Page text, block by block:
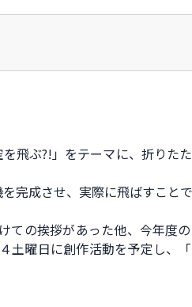
飛ぶ?!」をテーマに、折りた
完成させ、実際に飛ばすこと
ての挨拶があった他、今年度
土曜日に創作活動を予定し、